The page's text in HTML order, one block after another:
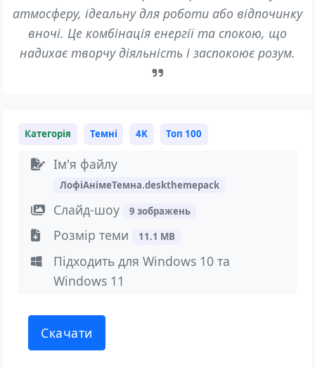
атмосферу, ідеальну для роботи або відпочинку
вночі. Це комбінація енергії та спокою, що
надихає творчу діяльність і заспокоює розум.
Категорія Темні 4K Топ 100
Ім'я файлу
ЛофіАнімеТемна.deskthemepack
Слайд-шоу 9 зображень
Розмір теми 11.1 MB
Підходить для Windows 10 та
Windows 11
Скачати